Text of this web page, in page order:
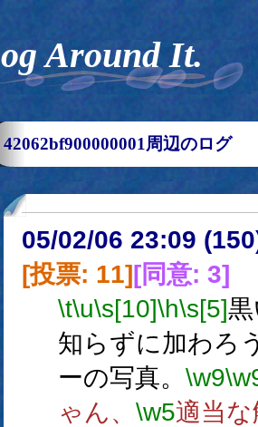
Log Around It.
42062bf900000001周辺のログ
05/02/06 23:09
[投票: 11][同意: 3]
\t\u\s[10]\h\s[5]
知らずに加わろ
ーの写真。 \w9
ゃん、 \w5適当